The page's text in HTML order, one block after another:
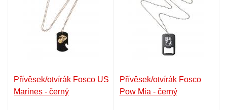
Přívěsek/otvírák Fosco US
Marines - černý
Přívěsek/otvírák Fosco
Pow Mia - černý